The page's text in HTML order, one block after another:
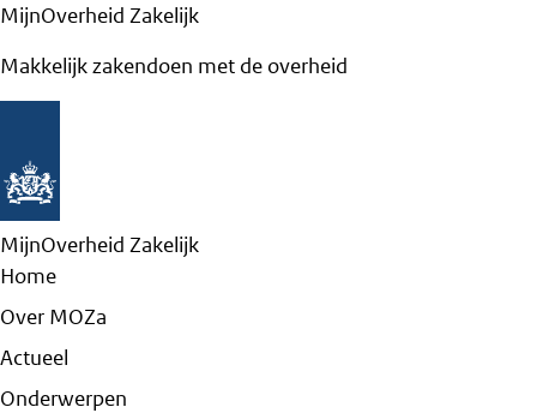
MijnOverheid Zakelijk
Makkelijk zakendoen met de overheid
MijnOverheid Zakelijk
Home
Over MOZa
Actueel
Onderwerpen